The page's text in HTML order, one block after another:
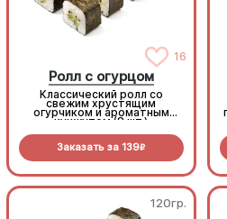
16
Ролл с огурцом
Классический ролл со
свежим хрустящим
огурчиком и ароматным
кунжутом (8 шт.)
Заказать за 139R
120гр.